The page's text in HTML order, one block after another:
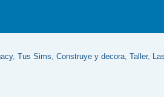
,Tus Sims,Construye y decora,Taller,